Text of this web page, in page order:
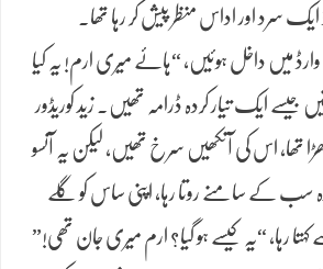
ایک سرد اور اداس منظر پیش کر رہا تھا۔
میں داخل ہوئیں، “ہائے میری ارم! یہ کیا
جیسے ایک تیار کردہ ڈرامہ تھیں۔ زید کوریڈور
تھا، اس کی آنکھیں سرخ تھیں، لیکن یہ آنسو
سب کے سامنے روتا رہا، اپنی ساس کو گلے
کہتا رہا، “یہ کیسے ہو گیا؟ ارم میری جان تھی!”